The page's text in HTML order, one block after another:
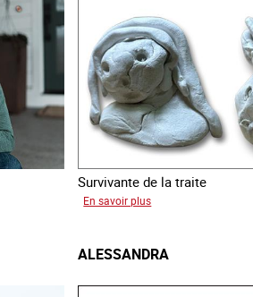
Survivante de la traite
En savoir plus
ALESSANDRA